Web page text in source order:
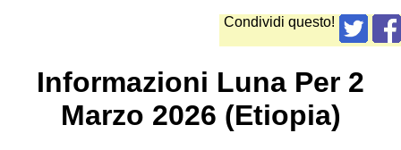
Condividi questo!
Informazioni Luna Per 2
Marzo 2026 (Etiopia)